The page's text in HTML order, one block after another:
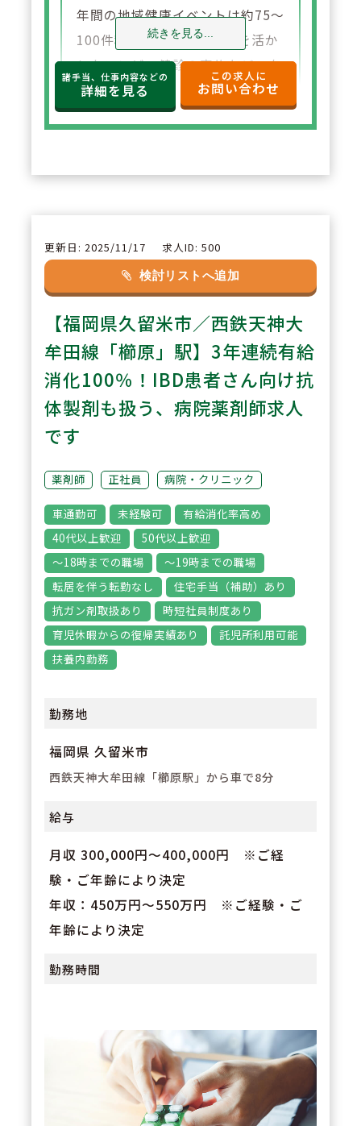
年間の地域健康イベントは約75～
100件程度実施。自社施設を活か
したコンビニ健診の実施など、自
治体や行政と連携の健康増進にも
取り組んでおります。コロナ禍で
POINT 2
4段階のマネジメントポジション
があり、新卒入社で現在執行役員
として活躍しているメンバーも在
籍。また、採用や店舗開発、DX
業務などパラレルキャリアへの挑
戦も可能で、約10％のメンバーが
薬剤師＋α業務に従事。
POINT3
全店舗PDA導入など調剤・監査支
援システムの導入にも積極的。同
店舗についてはロボピックや散財
自動機やユニバーサル分包機の設
置や、無菌調剤室もございます。
続きを見る...
諸手当、仕事内容などの
詳細を見る
この求人に
お問い合わせ
更新日: 2025/11/17 求人ID: 500
検討リストへ追加
【福岡県久留米市／西鉄天神大
牟田線「櫛原」駅】3年連続有給
消化100％！IBD患者さん向け抗
体製剤も扱う、病院薬剤師求人
です
薬剤師 正社員 病院・クリニック
車通勤可 未経験可
有給消化率高め
40代以上歓迎
50代以上歓迎
～18時までの職場
～19時までの職場
転居を伴う転勤なし
住宅手当（補助）あり
抗ガン剤取扱あり
時短社員制度あり
育児休暇からの復帰実績あり
託児所利用可能
扶養内勤務
勤務地
福岡県 久留米市
西鉄天神大牟田線「櫛原駅」から車で8分
給与
月収 300,000円～400,000円 ※ご経
験・ご年齢により決定
年収：450万円～550万円 ※ご経験・ご
年齢により決定
勤務時間